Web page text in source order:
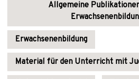
Allgemeine
Erwachsenenbildung
Material für den Unterricht mit